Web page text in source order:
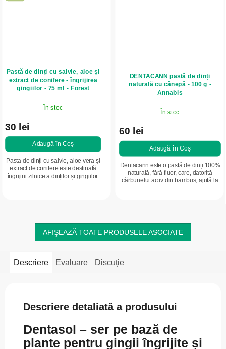
Pastă de dinți cu salvie, aloe și
extract de conifere - îngrijirea
gingiilor - 75 ml - Forest
În stoc
30 lei
Adaugă în Coş
Pasta de dinți cu salvie, aloe vera și
extract de conifere este destinată
îngrijirii zilnice a dinților și gingiilor.
DENTACANN pastă de dinți
naturală cu cânepă - 100 g -
Annabis
În stoc
60 lei
Adaugă în Coş
Dentacann este o pastă de dinți 100%
naturală, fără fluor, care, datorită
cărbunelui activ din bambus, ajută la
AFIŞEAZĂ TOATE PRODUSELE ASOCIATE
Descriere Evaluare Discuţie
Descriere detaliată a produsului
Dentasol – ser pe bază de
plante pentru gingii îngrijite și